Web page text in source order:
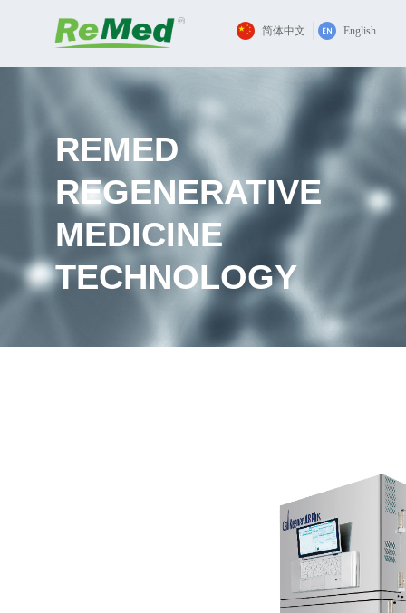
简体中文 English
REMED
REGENERATIVE
MEDICINE
TECHNOLOGY